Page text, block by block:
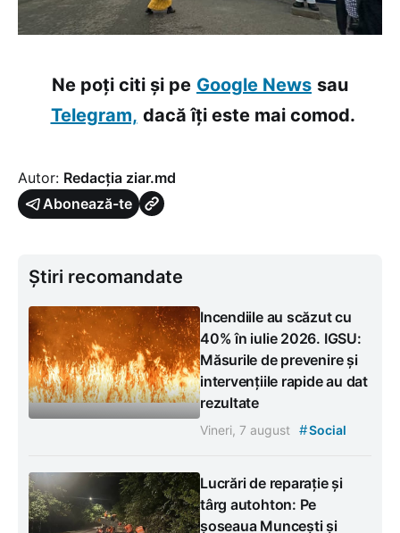
Ne poți citi și pe Google News sau
Telegram, dacă îți este mai comod.
Autor: Redacția ziar.md
Abonează-te
Știri recomandate
Incendiile au scăzut cu
40% în iulie 2026. IGSU:
Măsurile de prevenire și
intervențiile rapide au dat
rezultate
Vineri, 7 august #Social
Lucrări de reparație și
târg autohton: Pe
șoseaua Muncești și